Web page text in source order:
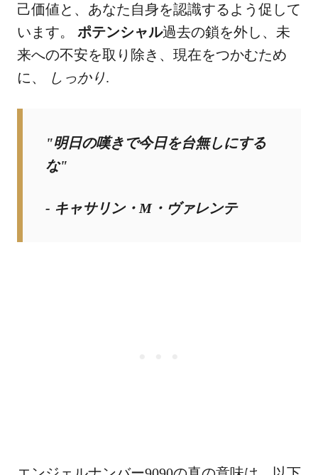
己価値と、あなた自身を認識するよう促して
います。 ポテンシャル過去の鎖を外し、未
来への不安を取り除き、現在をつかむため
に、
しっかり.
"明日の嘆きで今日を台無しにする
な"
- キャサリン・M・ヴァレンテ